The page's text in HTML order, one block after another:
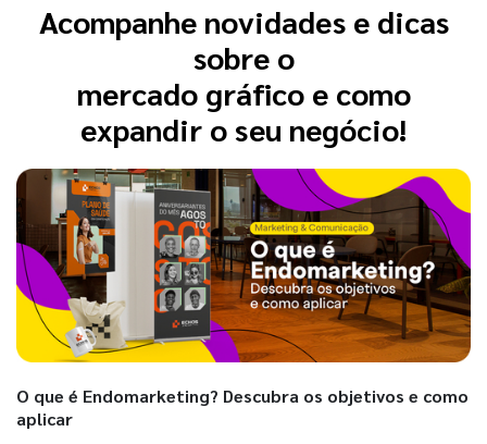
Acompanhe novidades e dicas
sobre o
mercado gráfico e como
expandir o seu negócio!
O que é Endomarketing? Descubra os objetivos e como
aplicar